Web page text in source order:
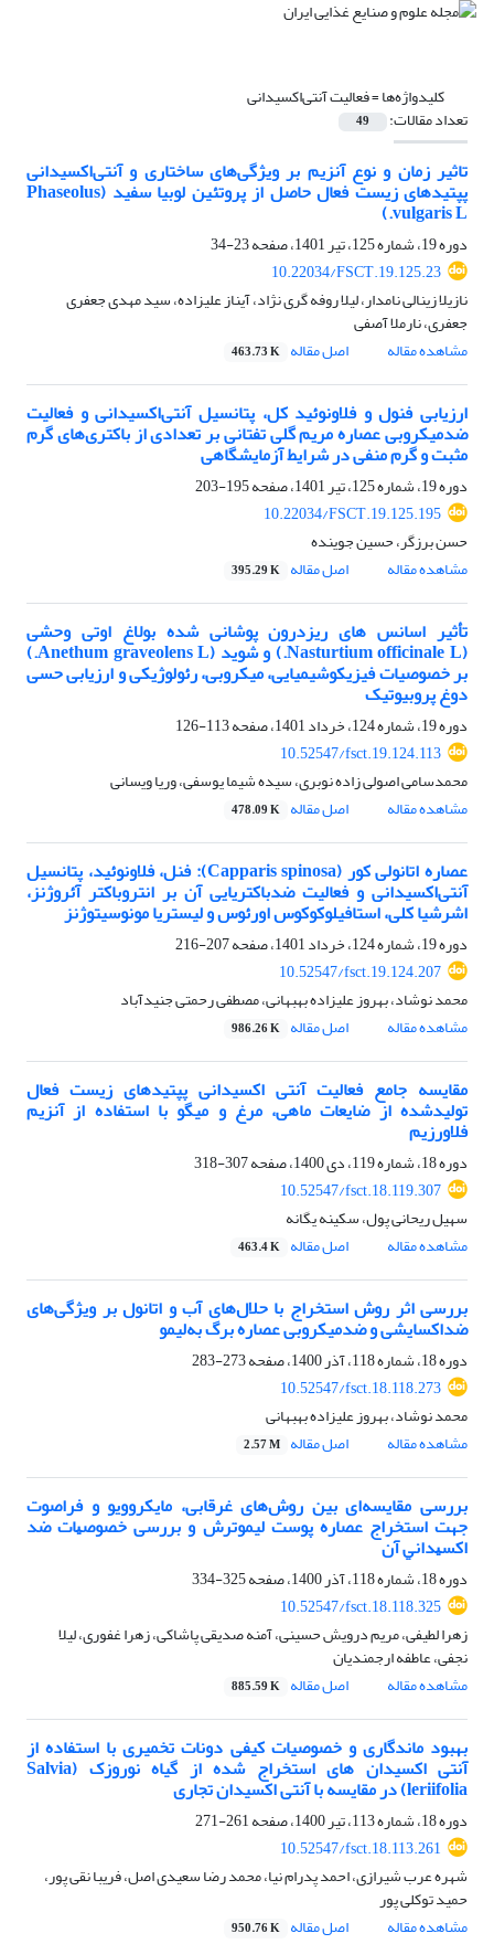
کلیدواژه‌ها =فعالیت آنتی‌اکسیدانی
تعداد مقالات: 49
تاثیر زمان و نوع آنزیم بر ویژگی‌های ساختاری و آنتی‌اکسیدانی
پپتیدهای زیست فعال حاصل از پروتئین لوبیا سفید (Phaseolus
vulgaris L.)
دوره 19، شماره 125، تیر 1401، صفحه
23-34
10.22034/FSCT.19.125.23
نازیلا زینالی نامدار، لیلا روفه گری نژاد، آیناز علیزاده، سید مهدی جعفری
جعفری، نارملا آصفی
مشاهده مقاله
اصل مقاله 463.73 K
ارزیابی فنول و فلاونوئید کل، پتانسیل آنتی‌اکسیدانی و فعالیت
ضدمیکروبی عصاره مریم گلی تفتانی بر تعدادی از باکتری‌های گرم
مثبت و گرم منفی در شرایط آزمایشگاهی
دوره 19، شماره 125، تیر 1401، صفحه
195-203
10.22034/FSCT.19.125.195
حسن برزگر، حسین جوینده
مشاهده مقاله
اصل مقاله 395.29 K
تأثیر اسانس‌ های ریزدرون پوشانی شده بولاغ اوتی وحشی
(Nasturtium officinale L.) و شوید (Anethum graveolens L.)
بر خصوصیات فیزیکوشیمیایی، میکروبی، رئولوژیکی و ارزیابی حسی
دوغ پروبیوتیک
دوره 19، شماره 124، خرداد 1401، صفحه
113-126
10.52547/fsct.19.124.113
محمدسامی اصولی زاده نوبری، سیده شیما یوسفی، وریا ویسانی
مشاهده مقاله
اصل مقاله 478.09 K
عصاره اتانولی کور (Capparis spinosa): فنل، فلاونوئید، پتانسیل
آنتی‌اکسیدانی و فعالیت ضدباکتریایی آن بر انتروباکتر آئروژنز،
اشرشیا کلی، استافیلوکوکوس اورئوس و لیستریا مونوسیتوژنز
دوره 19، شماره 124، خرداد 1401، صفحه
207-216
10.52547/fsct.19.124.207
محمد نوشاد، بهروز علیزاده بهبهانی، مصطفی رحمتی جنیدآباد
مشاهده مقاله
اصل مقاله 986.26 K
مقایسه جامع فعالیت آنتی اکسیدانی پپتیدهای زیست فعال
تولیدشده از ضایعات ماهی، مرغ و میگو با استفاده از آنزیم
فلاورزیم
دوره 18، شماره 119، دی 1400، صفحه
307-318
10.52547/fsct.18.119.307
سهیل ریحانی پول، سکینه یگانه
مشاهده مقاله
اصل مقاله 463.4 K
بررسی اثر روش استخراج با حلال‌های آب و اتانول بر ویژگی‌های
ضد‌اکسایشی و ضدمیکروبی عصاره برگ به‌لیمو
دوره 18، شماره 118، آذر 1400، صفحه
273-283
10.52547/fsct.18.118.273
محمد نوشاد، بهروز علیزاده بهبهانی
مشاهده مقاله
اصل مقاله 2.57 M
بررسی مقایسه‌ای بین روش‌های غرقابی، ﻣﺎﻳﻜﺮووﻳﻮ و فراصوت
جهت استخراج عصاره پوست لیموترش و ﺑﺮرسی ﺧﺼﻮﺻﻴﺎت ﺿﺪ
اﻛﺴﻴﺪاﻧﻲ آن
دوره 18، شماره 118، آذر 1400، صفحه
325-334
10.52547/fsct.18.118.325
زهرا لطیفی، مریم درویش حسینی، آمنه صدیقی پاشاکی، زهرا غفوری، لیلا
نجفی، عاطفه ارجمندیان
مشاهده مقاله
اصل مقاله 885.59 K
بهبود ماندگاری و خصوصیات کیفی دونات تخمیری با استفاده از
آنتی ‌اکسیدان ‌های استخراج شده از گیاه نوروزک (Salvia
leriifolia) در مقایسه با آنتی‌ اکسیدان تجاری
دوره 18، شماره 113، تیر 1400، صفحه
261-271
10.52547/fsct.18.113.261
شهره عرب شیرازی، احمد پدرام نیا، محمد رضا سعیدی اصل، فریبا نقی پور،
حمید توکلی پور
مشاهده مقاله
اصل مقاله 950.76 K